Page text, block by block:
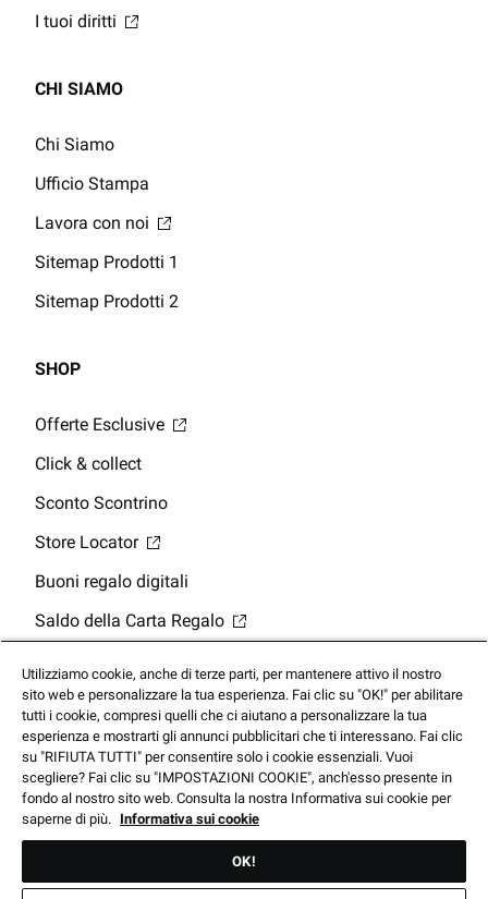
I tuoi diritti
CHI SIAMO
Chi Siamo
Ufficio Stampa
Lavora con noi
Sitemap Prodotti 1
Sitemap Prodotti 2
SHOP
Offerte Esclusive
Click & collect
Sconto Scontrino
Store Locator
Buoni regalo digitali
Saldo della Carta Regalo
© 2025 Footlocker.com, Inc. Tutti i diritti riservati
Utilizziamo cookie, anche di terze parti, per mantenere attivo il nostro
sito web e personalizzare la tua esperienza. Fai clic su "OK!" per abilitare
tutti i cookie, compresi quelli che ci aiutano a personalizzare la tua
esperienza e mostrarti gli annunci pubblicitari che ti interessano. Fai clic
su "RIFIUTA TUTTI" per consentire solo i cookie essenziali. Vuoi
scegliere? Fai clic su "IMPOSTAZIONI COOKIE", anch'esso presente in
fondo al nostro sito web. Consulta la nostra Informativa sui cookie per
saperne di più. Informativa sui cookie
OK!